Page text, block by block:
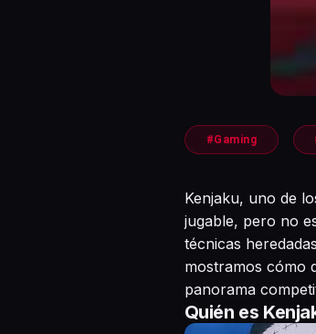
#Gaming
Kenjaku, uno de
jugable, pero no
técnicas
mostramos cómo
panorama
Quién es